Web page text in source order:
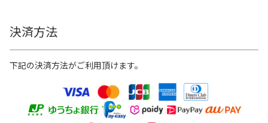
決済方法
下記の決済方法がご利用頂けます。